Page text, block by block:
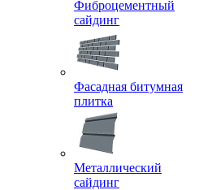
Фиброцементный
сайдинг
Фасадная битумная
плитка
Металлический
сайдинг